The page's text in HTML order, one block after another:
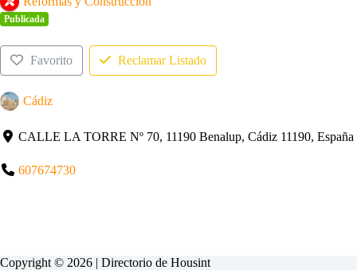
Publicada
Favorito Reclamar Listado
Cádiz
CALLE LA TORRE Nº 70, 11190 Benalup, Cádiz 11190, España
607674730
Copyright © 2026 | Directorio de Housint